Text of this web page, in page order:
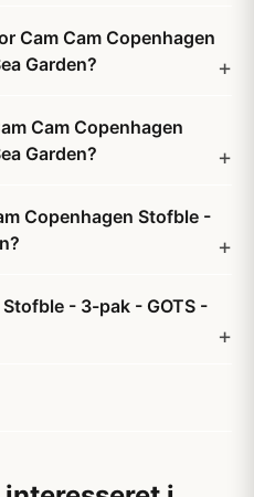
Cam Cam Copenhagen
Garden?
Cam Copenhagen
Garden?
Copenhagen Stofble -
- 3-pak - GOTS -